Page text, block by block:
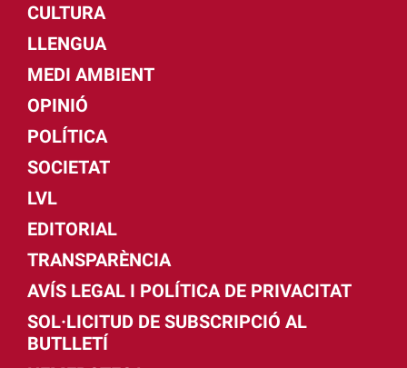
CULTURA
LLENGUA
MEDI AMBIENT
OPINIÓ
POLÍTICA
SOCIETAT
LVL
EDITORIAL
TRANSPARÈNCIA
AVÍS LEGAL I POLÍTICA DE PRIVACITAT
SOL·LICITUD DE SUBSCRIPCIÓ AL
BUTLLETÍ